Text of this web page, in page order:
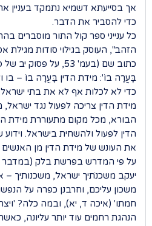
אך בסייעתא דשמיא נתמקד בעניין
כדי להסביר את הדבר.
כל ענייני ספר קול התור מוסברים
הזהב", העוסק בגילוי סודות מגילת
כתוב שם (בעמ' 53, על
בָּעֲרָה בוֹ': מידת הדין בָּעֲרָה בוֹ – בו
כדי לא לכלות אף לא את בתי
מידת הדין צריכה לפעול נגד
הבורא, מכל מקום מתעוררת מידת
הדין לפעול ולהשחית בישראל.
את העונש של מידת הדין מן
על פי המדרש בפרשת בלק (במדבר
יעקב משכנֹתיך ישראל', משכנותיך –
משכון עליכם, וחרבנן כפרה על
חמתו' (איכה ד, יא), ובמה כלה?
הנהגת רחמים עוד יותר עליונה,